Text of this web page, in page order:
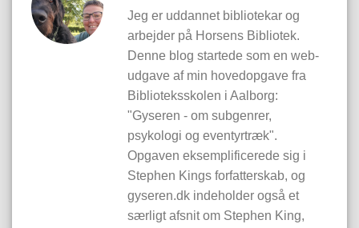
Jeg er uddannet bibliotekar og
arbejder på Horsens Bibliotek.
Denne blog startede som en web-
udgave af min hovedopgave fra
Biblioteksskolen i Aalborg:
"Gyseren - om subgenrer,
psykologi og eventyrtræk".
Opgaven eksemplificerede sig i
Stephen Kings forfatterskab, og
gyseren.dk indeholder også et
særligt afsnit om Stephen King,